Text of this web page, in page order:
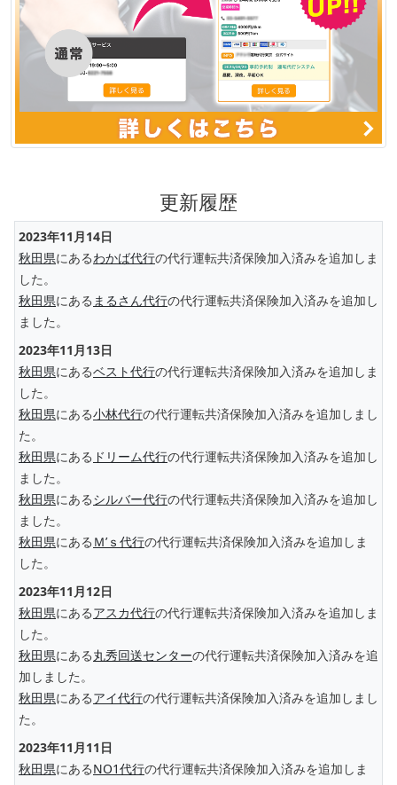
更新履歴
2023年11月14日
秋田県にあるわかば代行の代行運転共済保険加入済みを追加しま
した。
秋田県にある まるさん代行の代行運転共済保険加入済みを追加し
ました。
2023年11月13日
秋田県にあるベスト代行の代行運転共済保険加入済みを追加しま
した。
秋田県にある小林代行の代行運転共済保険加入済みを追加しまし
た。
秋田県にある ドリーム代行の代行運転共済保険加入済みを追加し
ました。
秋田県にあるシルバー代行の代行運転共済保険加入済みを追加し
ました。
秋田県にある Ｍ’ｓ代行の代行運転共済保険加入済みを追加しま
した。
2023年11月12日
秋田県にあるアスカ代行の代行運転共済保険加入済みを追加しま
した。
秋田県にある丸秀回送センターの代行運転共済保険加入済みを追
加しました。
秋田県にあるアイ代行の代行運転共済保険加入済みを追加しまし
た。
2023年11月11日
秋田県にあるNO1代行の代行運転共済保険加入済みを追加しま